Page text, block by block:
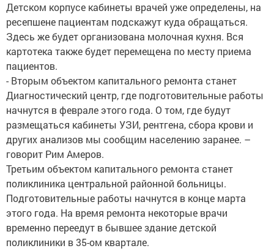
Детском корпусе кабинеты врачей уже определены, на
ресепшене пациентам подскажут куда обращаться.
Здесь же будет организована молочная кухня. Вся
картотека также будет перемещена по месту приема
пациентов.
- Вторым объектом капитального ремонта станет
Диагностический центр, где подготовительные работы
начнутся в феврале этого года. О том, где будут
размещаться кабинеты УЗИ, рентгена, сбора крови и
других анализов мы сообщим населению заранее. –
говорит Рим Амеров.
Третьим объектом капитального ремонта станет
поликлиника центральной районной больницы.
Подготовительные работы начнутся в конце марта
этого года. На время ремонта некоторые врачи
временно переедут в бывшее здание детской
поликлиники в 35-ом квартале.